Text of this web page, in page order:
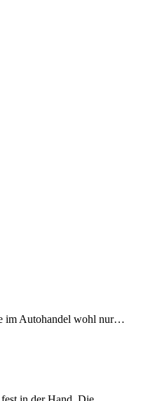
im Autohandel wohl nur…